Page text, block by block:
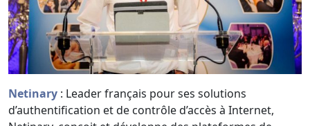
Netinary : Leader français pour ses solutions
d’authentification et de contrôle d’accès à Internet,